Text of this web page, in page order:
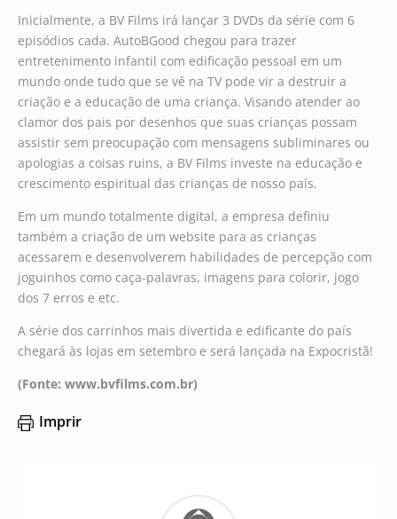
Inicialmente, a BV Films irá lançar 3 DVDs da série com 6
episódios cada. AutoBGood chegou para trazer
entretenimento infantil com edificação pessoal em um
mundo onde tudo que se vê na TV pode vir a destruir a
criação e a educação de uma criança. Visando atender ao
clamor dos pais por desenhos que suas crianças possam
assistir sem preocupação com mensagens subliminares ou
apologias a coisas ruins, a BV Films investe na educação e
crescimento espiritual das crianças de nosso país.
Em um mundo totalmente digital, a empresa definiu
também a criação de um website para as crianças
acessarem e desenvolverem habilidades de percepção com
joguinhos como caça-palavras, imagens para colorir, jogo
dos 7 erros e etc.
A série dos carrinhos mais divertida e edificante do país
chegará às lojas em setembro e será lançada na Expocristã!
(Fonte: www.bvfilms.com.br)
Imprir